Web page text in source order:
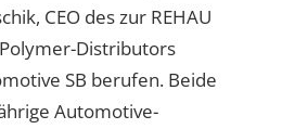
CEO des zur REHAU
Distributors
SB berufen. Beide
Automotive-